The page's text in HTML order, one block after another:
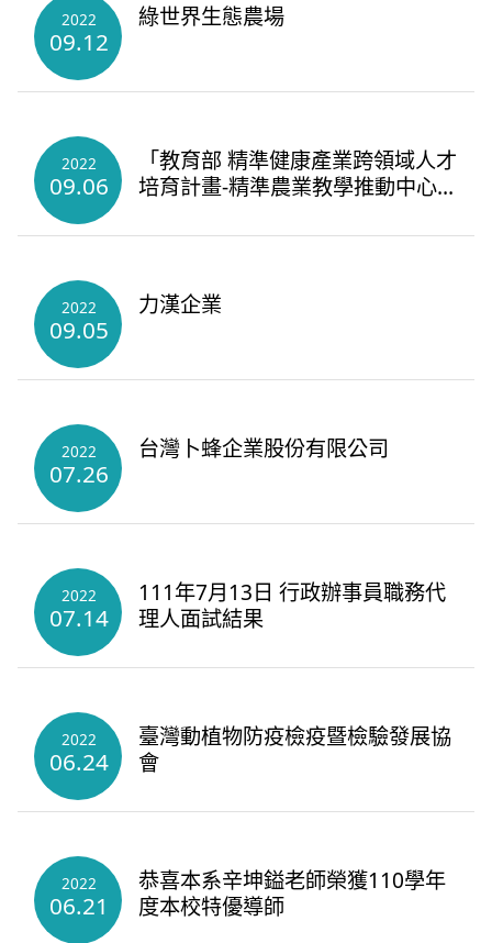
2022
09.12
綠世界生態農場
2022
09.06
「教育部 精準健康產業跨領域人才
培育計畫-精準農業教學推動中心&
課程
2022
09.05
力漢企業
2022
07.26
台灣卜蜂企業股份有限公司
2022
07.14
111年7月13日 行政辦事員職務代
理人面試結果
2022
06.24
臺灣動植物防疫檢疫暨檢驗發展協
會
2022
06.21
恭喜本系辛坤鎰老師榮獲110學年
度本校特優導師